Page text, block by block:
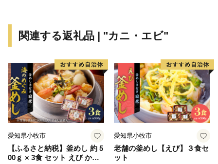
すこしづつまちの活性化を目指し歩みを進めてまいりま
関連する返礼品 | "カニ・エビ"
愛知県小牧市
【ふるさと納税】釜めし 約 5
00ｇ × 3食 セット えび かに
愛知県小牧市
老舗の釜めし【えび】３食セ
ット